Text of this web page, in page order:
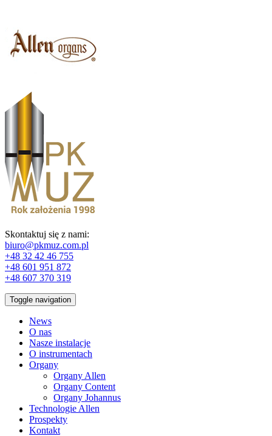
Skontaktuj się z nami:
biuro@pkmuz.com.pl
+48 32 42 46 755
+48 601 951 872
+48 607 370 319
Toggle navigation
News
O nas
Nasze instalacje
O instrumentach
Organy
Organy Allen
Organy Content
Organy Johannus
Technologie Allen
Prospekty
Kontakt